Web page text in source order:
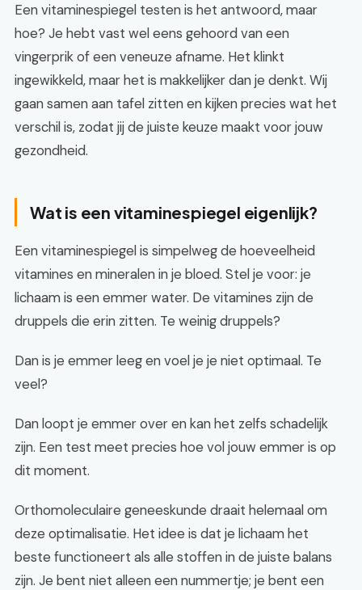
Een vitaminespiegel testen is het antwoord, maar
hoe? Je hebt vast wel eens gehoord van een
vingerprik of een veneuze afname. Het klinkt
ingewikkeld, maar het is makkelijker dan je denkt. Wij
gaan samen aan tafel zitten en kijken precies wat het
verschil is, zodat jij de juiste keuze maakt voor jouw
gezondheid.
Wat is een vitaminespiegel eigenlijk?
Een vitaminespiegel is simpelweg de hoeveelheid
vitamines en mineralen in je bloed. Stel je voor: je
lichaam is een emmer water. De vitamines zijn de
druppels die erin zitten. Te weinig druppels?
Dan is je emmer leeg en voel je je niet optimaal. Te
veel?
Dan loopt je emmer over en kan het zelfs schadelijk
zijn. Een test meet precies hoe vol jouw emmer is op
dit moment.
Orthomoleculaire geneeskunde draait helemaal om
deze optimalisatie. Het idee is dat je lichaam het
beste functioneert als alle stoffen in de juiste balans
zijn. Je bent niet alleen een nummertje; je bent een